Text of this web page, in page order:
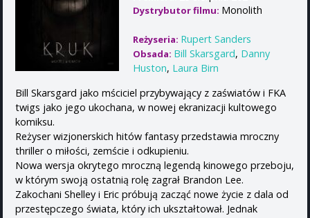
Dystrybutor filmu: Monolith
Reżyseria: Rupert Sanders
Obsada: Bill Skarsgard, Danny
Huston, Laura Birn
Bill Skarsgard jako mściciel przybywający z zaświatów i FKA
twigs jako jego ukochana, w nowej ekranizacji kultowego
komiksu.
Reżyser wizjonerskich hitów fantasy przedstawia mroczny
thriller o miłości, zemście i odkupieniu.
Nowa wersja okrytego mroczną legendą kinowego przeboju,
w którym swoją ostatnią rolę zagrał Brandon Lee.
Zakochani Shelley i Eric próbują zacząć nowe życie z dala od
przestępczego świata, który ich ukształtował. Jednak